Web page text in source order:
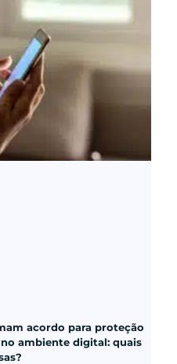
acordo para proteção
ambiente digital: quais